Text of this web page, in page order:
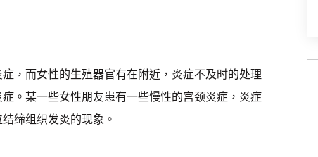
而女性的生殖器官有在附近，炎症不及时的处理
。某一些女性朋友患有一些慢性的宫颈炎症，炎症
缔组织发炎的现象。